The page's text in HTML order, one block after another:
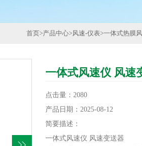
首页>产品中心>风速-仪表>一体式热膜
一体式风速仪 风速
点击量：2080
产品日期：2025-08-12
简要描述：
一体式风速仪 风速变送器